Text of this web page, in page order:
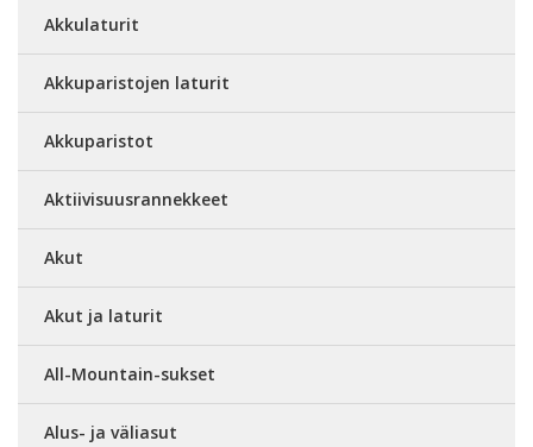
Akkulaturit
Akkuparistojen laturit
Akkuparistot
Aktiivisuusrannekkeet
Akut
Akut ja laturit
All-Mountain-sukset
Alus- ja väliasut